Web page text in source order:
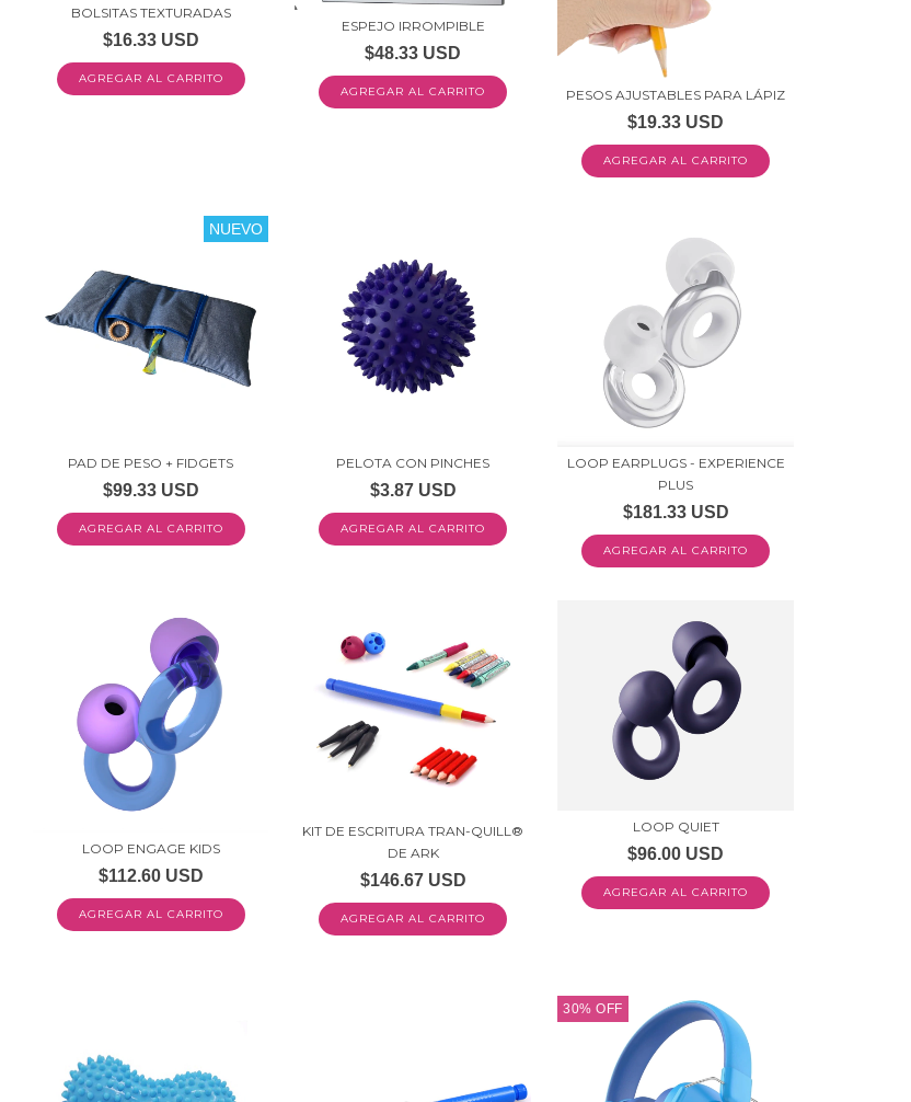
BOLSITAS TEXTURADAS
$16.33 USD
ESPEJO IRROMPIBLE
$48.33 USD
PESOS AJUSTABLES PARA LÁPIZ
$19.33 USD
NUEVO
PAD DE PESO + FIDGETS
$99.33 USD
PELOTA CON PINCHES
$3.87 USD
AGREGAR AL CARRITO
LOOP EARPLUGS - EXPERIENCE
PLUS
$181.33 USD
AGREGAR AL CARRITO
LOOP ENGAGE KIDS
$112.60 USD
AGREGAR AL CARRITO
KIT DE ESCRITURA TRAN-QUILL®
DE ARK
$146.67 USD
LOOP QUIET
$96.00 USD
AGREGAR AL CARRITO
30%OFF